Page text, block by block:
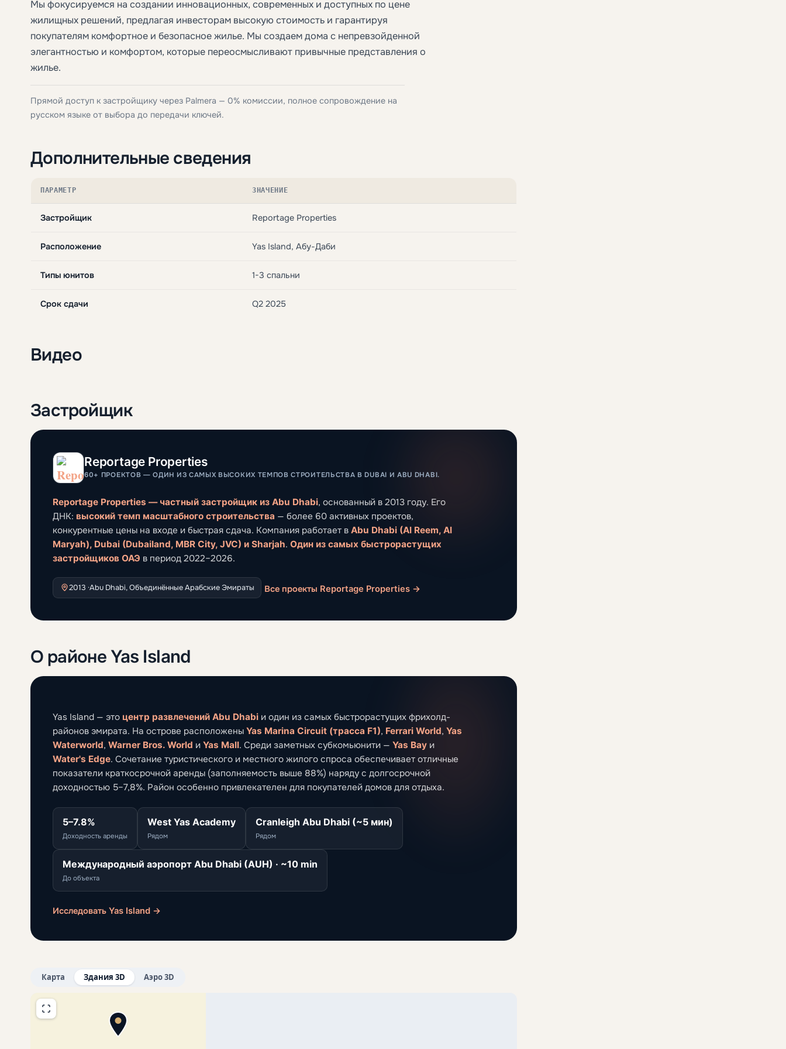
Мы фокусируемся на создании инновационных, современных и доступных по цене
жилищных решений, предлагая инвесторам высокую стоимость и гарантируя
покупателям комфортное и безопасное жилье. Мы создаем дома с непревзойденной
элегантностью и комфортом, которые переосмысливают привычные представления о
жилье.
Прямой доступ к застройщику через Palmera — 0% комиссии, полное сопровождение на
русском языке от выбора до передачи ключей.
Дополнительные сведения
ПАРАМЕТР ЗНАЧЕНИЕ
Застройщик Reportage Properties
Расположение Yas Island, Абу-Даби
Типы юнитов 1-3 спальни
Срок сдачи Q2 2025
Видео
Застройщик
Reportage Properties
60+ ПРОЕКТОВ — ОДИН ИЗ САМЫХ ВЫСОКИХ ТЕМПОВ СТРОИТЕЛЬСТВА В DUBAI И ABU DHABI.
Reportage Properties — частный застройщик из Abu Dhabi, основанный в 2013 году. Его
ДНК: высокий темп масштабного строительства — более 60 активных проектов,
конкурентные цены на входе и быстрая сдача. Компания работает в Abu Dhabi (Al Reem, Al
Maryah), Dubai (Dubailand, MBR City, JVC) и Sharjah. Один из самых быстрорастущих
застройщиков ОАЭ в период 2022–2026.
2013 ·Abu Dhabi, Объединённые Арабские Эмираты Все проекты Reportage Properties →
О районе Yas Island
Yas Island — это центр развлечений Abu Dhabi и один из самых быстрорастущих фрихолд-
районов эмирата. На острове расположены Yas Marina Circuit (трасса F1), Ferrari World, Yas
Waterworld, Warner Bros. World и Yas Mall. Среди заметных субкомьюнити — Yas Bay и
Water's Edge. Сочетание туристического и местного жилого спроса обеспечивает отличные
показатели краткосрочной аренды (заполняемость выше 88%) наряду с долгосрочной
доходностью 5–7,8%. Район особенно привлекателен для покупателей домов для отдыха.
5–7.8%
Доходность аренды
West Yas Academy
Рядом
Cranleigh Abu Dhabi (~5 мин)
Рядом
Международный аэропорт Abu Dhabi (AUH) · ~10 min
До объекта
Исследовать Yas Island →
Карта Здания 3D Аэро 3D